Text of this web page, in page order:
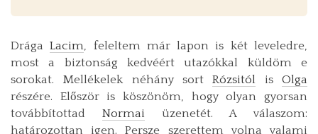
DrágaLacim, feleltem már lapon is két leveledre,
most a biztonság kedvéért utazókkal küldöm e
sorokat. Mellékelek néhány sortRózsitól isOlga
részére. Először is köszönöm, hogy olyan gyorsan
továbbítottad Normai üzenetét. A válaszom:
határozottan igen. Persze szerettem volna valami